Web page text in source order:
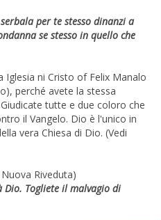
per te stesso dinanzi a
se stesso in quello che
ni Cristo of Felix Manalo
perché avete la stessa
tutte e due coloro che
il Vangelo. Dio è l'unico in
vera Chiesa di Dio. (Vedi
Riveduta)
Togliete il malvagio di